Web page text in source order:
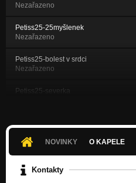
Nezařazeno
Petiss25-25myšlenek
Nezařazeno
Petiss25-bolest v srdci
Nezařazeno
Petiss25-severka
Petiss25-životni zkouška
Nezařazeno
NOVINKY O KAPELE
Kontakty